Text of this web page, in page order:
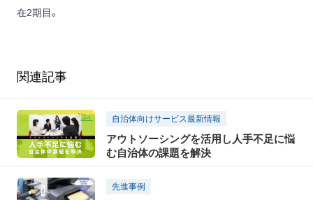
在2期目。
関連記事
自治体向けサービス最新情報
アウトソーシングを活用し人手不足に悩
む自治体の課題を解決
先進事例